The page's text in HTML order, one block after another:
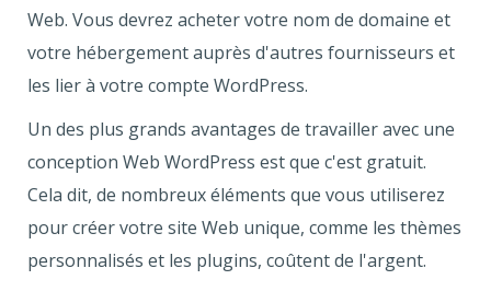
Web. Vous devrez acheter votre nom de domaine et
votre hébergement auprès d'autres fournisseurs et
les lier à votre compte WordPress.
Un des plus grands avantages de travailler avec une
conception Web WordPress est que c'est gratuit.
Cela dit, de nombreux éléments que vous utiliserez
pour créer votre site Web unique, comme les thèmes
personnalisés et les plugins, coûtent de l'argent.